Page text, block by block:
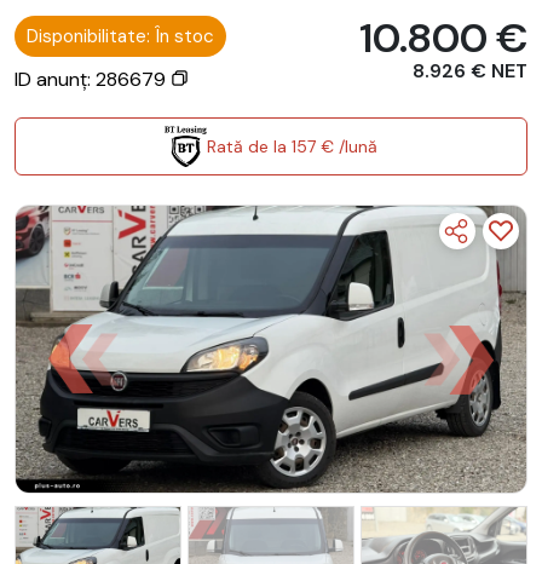
Disponibilitate: În stoc
ID anunț: 286679
10.800 €
8.926 € NET
Rată de la 157 € /lună